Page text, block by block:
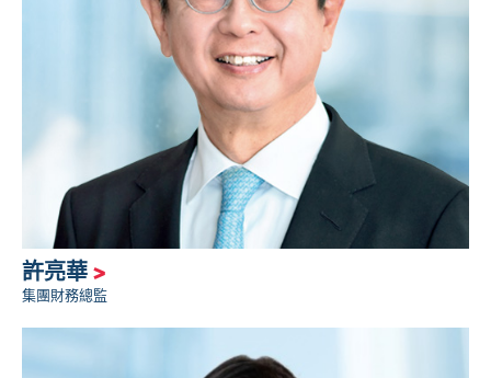
許亮華 >
集團財務總監